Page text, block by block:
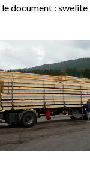
document : swelite